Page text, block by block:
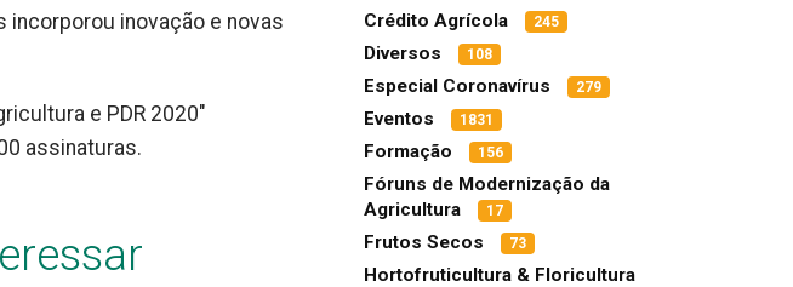
inovação e novas
e PDR 2020"
assinaturas.
Crédito Agrícola 245
Diversos 108
Especial Coronavírus 279
Eventos 1831
Formação 156
Fóruns de Modernização da
Agricultura
17
Frutos Secos 73
Hortofruticultura & Floricultura